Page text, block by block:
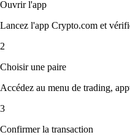
Ouvrir l'app
Lancez l'app Crypto.com et
2
Choisir une paire
Accédez au menu de trading,
3
Confirmer la transaction